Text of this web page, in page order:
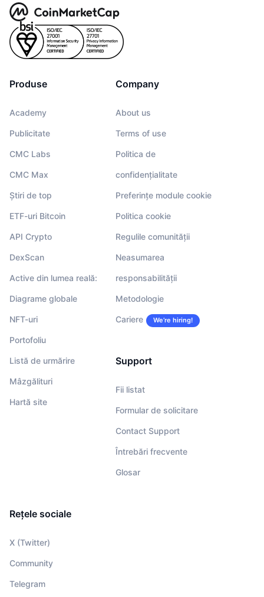
Produse
Academy
Publicitate
CMC Labs
CMC Max
Știri de top
ETF-uri Bitcoin
API Crypto
DexScan
Active din lumea reală:
Diagrame globale
NFT-uri
Portofoliu
Listă de urmărire
Mâzgălituri
Hartă site
Company
About us
Terms of use
Politica de
confidențialitate
Preferințe module cookie
Politica cookie
Regulile comunității
Neasumarea
responsabilității
Metodologie
Cariere We’re hiring!
Support
Fii listat
Formular de solicitare
Contact Support
Întrebări frecvente
Glosar
Rețele sociale
X (Twitter)
Community
Telegram